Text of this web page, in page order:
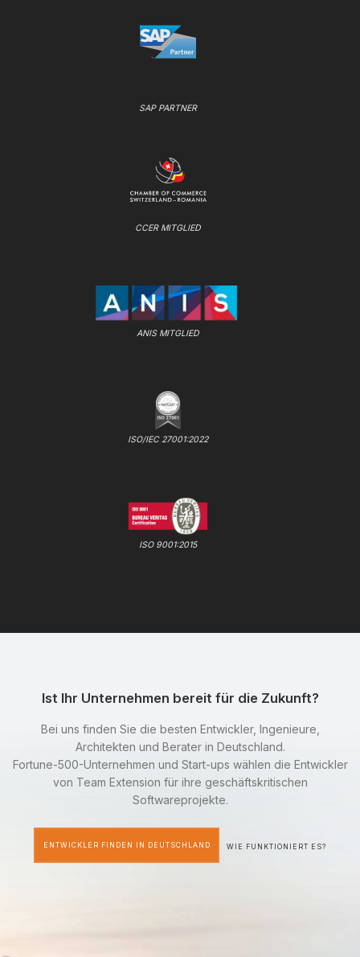
SAP PARTNER
CCER MITGLIED
ANIS MITGLIED
ISO/IEC 27001:2022
ISO 9001:2015
Ist Ihr Unternehmen bereit für die Zukunft?
Bei uns finden Sie die besten Entwickler, Ingenieure,
Architekten und Berater in Deutschland.
Fortune-500-Unternehmen und Start-ups wählen die Entwickler
von Team Extension für ihre geschäftskritischen
Softwareprojekte.
ENTWICKLER FINDEN IN DEUTSCHLAND WIE FUNKTIONIERT ES?